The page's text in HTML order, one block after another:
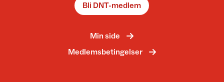
Bli DNT-medlem
Min side
Medlemsbetingelser